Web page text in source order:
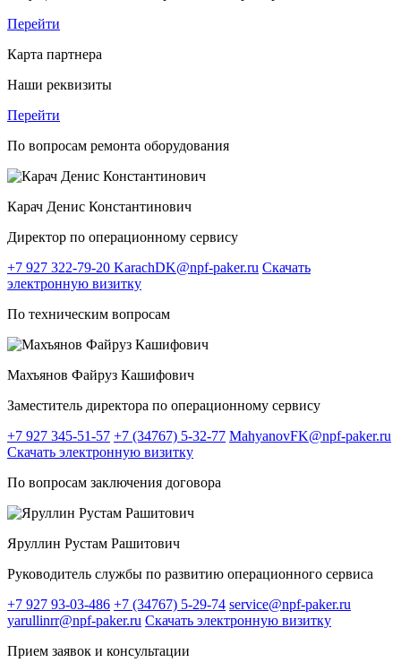
Перейти
Карта партнера
Наши реквизиты
Перейти
По вопросам ремонта оборудования
Карач Денис Константинович
Директор по операционному сервису
+7 927 322-79-20 KarachDK@npf-paker.ru Скачать
электронную визитку
По техническим вопросам
Махъянов Файруз Кашифович
Заместитель директора по операционному сервису
+7 927 345-51-57 +7 (34767) 5-32-77 MahyanovFK@npf-paker.ru
Скачать электронную визитку
По вопросам заключения договора
Яруллин Рустам Рашитович
Руководитель службы по развитию операционного сервиса
+7 927 93-03-486 +7 (34767) 5-29-74 service@npf-paker.ru
yarullinrr@npf-paker.ru Скачать электронную визитку
Прием заявок и консультации